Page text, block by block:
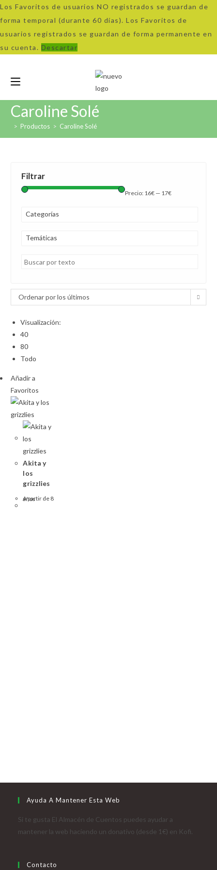
Los Favoritos de usuarios NO registrados se guardan de
forma temporal (durante 60 días). Los Favoritos de
usuarios registrados se guardan de forma permanente en
su cuenta. Descartar
Caroline Solé
> Productos > Caroline Solé
Filtrar
Precio: 16€ — 17€
Categorías
Temáticas
Ordenar por los últimos
Visualización:
40
80
Todo
Añadir a
Favoritos
Akita y
los
grizzlies
A partir de 8 años
Ayuda A Mantener Esta Web
Si te gusta El Almacén de Cuentos puedes ayudar a
mantener la web haciendo un donativo (desde 1€) en Kofi.
Contacto